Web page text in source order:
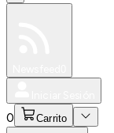
0 Carrito